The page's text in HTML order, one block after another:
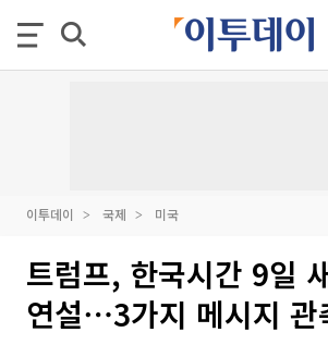
이투데이 국제 미국
트럼프, 한국시간 9일
연설⋯3가지 메시지 관